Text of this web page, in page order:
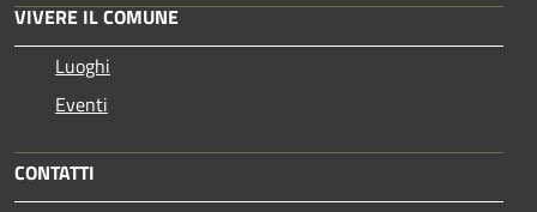
VIVERE IL COMUNE
Luoghi
Eventi
CONTATTI